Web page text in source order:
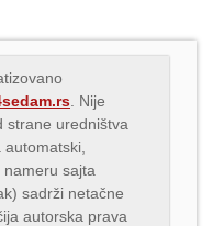
. Nije
strane uredništva
sajta
sadrži netačne
autorska prava